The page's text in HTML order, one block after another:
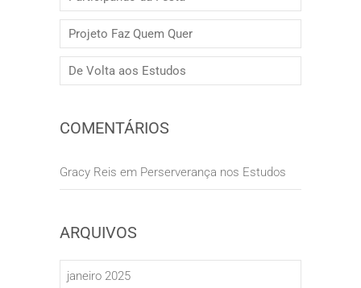
Projeto Faz Quem Quer
De Volta aos Estudos
COMENTÁRIOS
Gracy Reis em Perserverança nos Estudos
ARQUIVOS
janeiro 2025